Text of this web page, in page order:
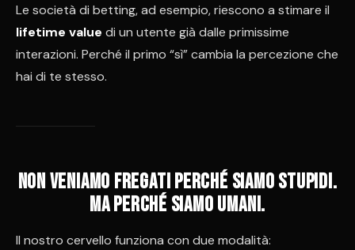
Le società di betting, ad esempio, riescono a stimare il
lifetime value di un utente già dalle primissime
interazioni. Perché il primo “sì” cambia la percezione che
hai di te stesso.
Non veniamo fregati perché siamo stupidi.
Ma perché siamo umani.
Il nostro cervello funziona con due modalità: